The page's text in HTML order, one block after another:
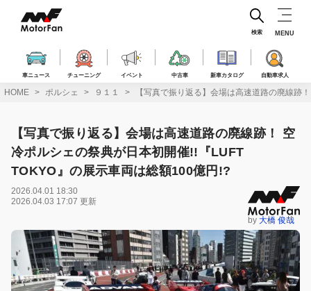
ス
車ニュース チューニング イベント 中古車 新車カタログ 自動車求人
検索 MENU
HOME ポルシェ ９１１ 【写真で振り返る】会場は高速道路の廃線跡
【写真で振り返る】会場は高速道路の廃線跡！ 空
冷ポルシェの祭典が日本初開催!!『LUFT
TOKYO』の展示車両は総額100億円!?
2026.04.01 18:30
2026.04.03 17:07 更新
by 大橋 俊哉